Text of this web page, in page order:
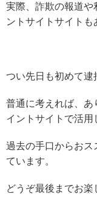
実際、詐欺の報道や
ントサイトサイトも
つい先日も初めて
普通に考えれば、あ
イントサイトで活用
過去の手口からおス
ています。
どうぞ最後までお楽